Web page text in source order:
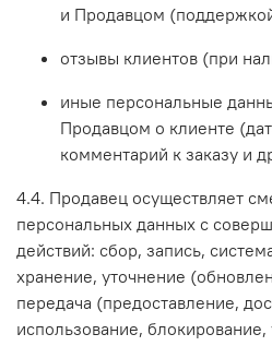
и Продавцом
отзывы клиентов (при
иные персональные
Продавцом о клиенте
комментарий к заказу и
4.4. Продавец осуществляет
персональных данных с
действий: сбор, запись,
хранение, уточнение
передача (предоставление,
использование,